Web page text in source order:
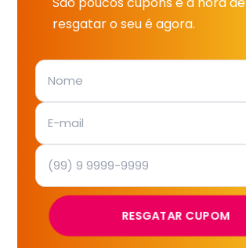
resgatar o seu é agora.
RESGATAR CUPOM